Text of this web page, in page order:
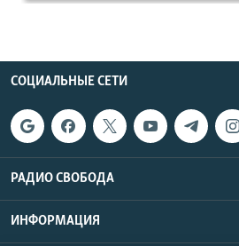
СОЦИАЛЬНЫЕ СЕТИ
РАДИО СВОБОДА
ИНФОРМАЦИЯ